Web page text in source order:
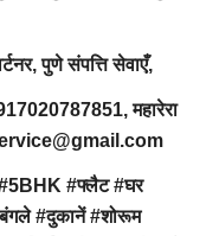
पुणे संपत्ति सेवाएँ,
महारेरा
#फ्लैट #घर
#दुकानें #शोरूम